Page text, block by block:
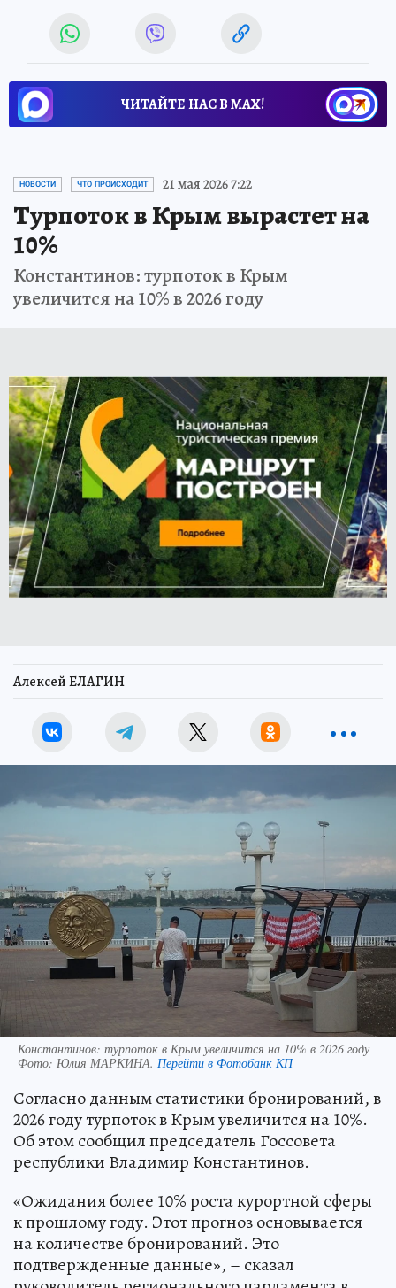
ЧИТАЙТЕ НАС В МАХ!
НОВОСТИ ЧТО ПРОИСХОДИТ 21 мая 2026 7:22
Турпоток в Крым вырастет на
10%
Константинов: турпоток в Крым
увеличится на 10% в 2026 году
Алексей ЕЛАГИН
Константинов: турпоток в Крым увеличится на 10% в 2026 году
Фото: Юлия МАРКИНА. Перейти в Фотобанк КП
Согласно данным статистики бронирований, в
2026 году турпоток в Крым увеличится на 10%.
Об этом сообщил председатель Госсовета
республики Владимир Константинов.
«Ожидания более 10% роста курортной сферы
к прошлому году. Этот прогноз основывается
на количестве бронирований. Это
подтвержденные данные», – сказал